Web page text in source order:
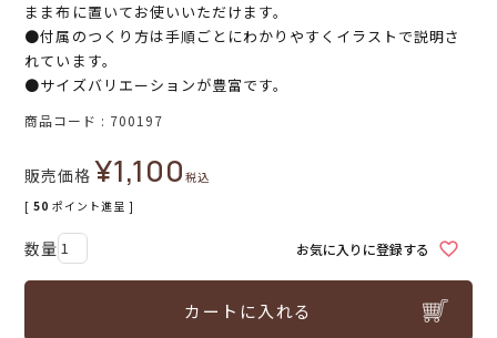
まま布に置いてお使いいただけます。
●付属のつくり方は手順ごとにわかりやすくイラストで説明さ
れています。
●サイズバリエーションが豊富です。
商品コード 700197
販売価格 ¥1,100税込
[ 50 ポイント進呈 ]
お気に入りに登録する
カートに入れる